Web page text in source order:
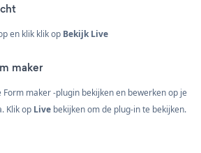
en klik klik op Bekijk Live
maker
Form maker -plugin bekijken en bewerken op je
Klik op Live bekijken om de plug-in te bekijken.